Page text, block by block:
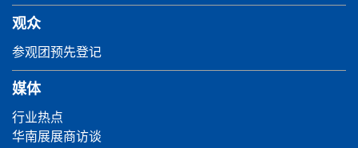
观众
参观团预先登记
媒体
行业热点
华南展展商访谈